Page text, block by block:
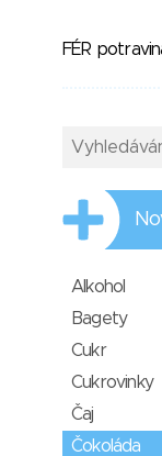
FÉR
Alkohol
Bagety
Cukr
Cukrovinky
Čaj
Čokoláda